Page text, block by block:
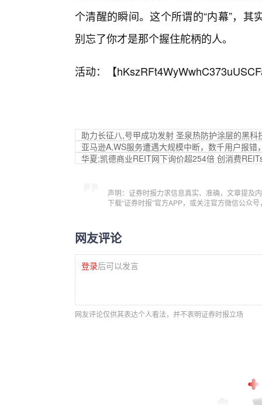
个清醒的瞬间。这个所谓的“内幕”，
别忘了你才是那个握住舵柄的人。
活动：【
助力长征八,号甲成功发射 圣泉热防护涂层的黑科
亚马逊A,WS服务遭遇大规模中断，数千用户报
华夏;凯德商业REIT网下询价超254倍 创消费
声明：证券时报力求信息真实、准确，文章提及
下载“证券时报”官方APP，或关注官方微信公众
网友评论
登录后可以发言
网友评论仅供其表达个人看法，并不表明证券时报立场